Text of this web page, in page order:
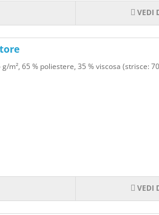
VEDI
m², 65 % poliestere, 35 % viscosa (strisce:
VEDI